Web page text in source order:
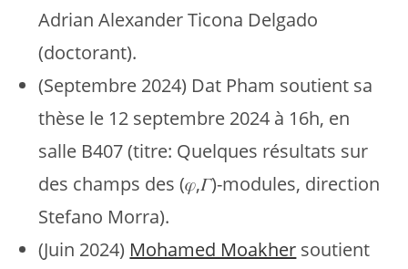
Adrian Alexander Ticona Delgado
(doctorant).
(Septembre 2024) Dat Pham soutient sa
thèse le 12 septembre 2024 à 16h, en
salle B407 (titre: Quelques résultats sur
des champs des (𝜑,𝛤)-modules, direction
Stefano Morra).
(Juin 2024) Mohamed Moakher soutient